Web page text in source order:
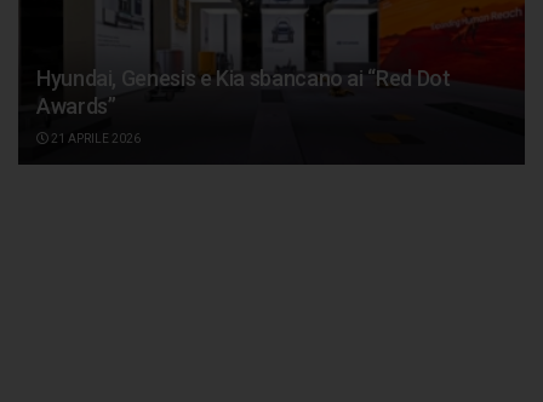
Hyundai, Genesis e Kia sbancano ai “Red Dot
Awards”
21 APRILE 2026